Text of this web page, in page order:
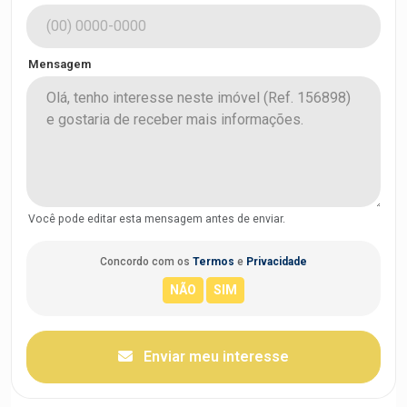
Mensagem
Você pode editar esta mensagem antes de enviar.
Concordo com os Termos e Privacidade
Enviar meu interesse